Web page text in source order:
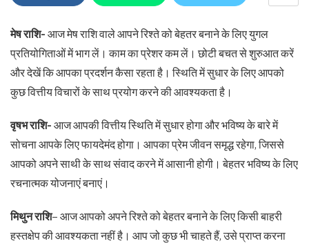
मेष राशि- आज मेष राशि वाले आपने रिश्ते को बेहतर बनाने के लिए युगल
प्रतियोगिताओं में भाग लें। काम का प्रेशर कम लें। छोटी बचत से शुरुआत करें
और देखें कि आपका प्रदर्शन कैसा रहता है। स्थिति में सुधार के लिए आपको
कुछ वित्तीय विचारों के साथ प्रयोग करने की आवश्यकता है।
वृषभ राशि- आज आपकी वित्तीय स्थिति में सुधार होगा और भविष्य के बारे में
सोचना आपके लिए फायदेमंद होगा। आपका प्रेम जीवन समृद्ध रहेगा, जिससे
आपको अपने साथी के साथ संवाद करने में आसानी होगी। बेहतर भविष्य के लिए
रचनात्मक योजनाएं बनाएं।
मिथुन राशि– आज आपको अपने रिश्ते को बेहतर बनाने के लिए किसी बाहरी
हस्तक्षेप की आवश्यकता नहीं है। आप जो कुछ भी चाहते हैं, उसे प्राप्त करना